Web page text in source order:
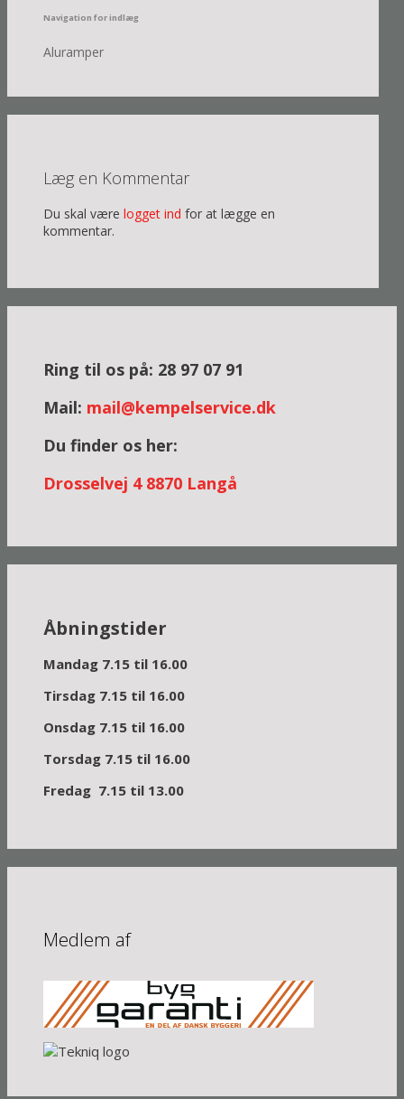
Navigation for indlæg
Aluramper
Læg en Kommentar
Du skal være logget ind for at lægge en
kommentar.
Ring til os på: 28 97 07 91
Mail: mail@kempelservice.dk
Du finder os her:
Drosselvej 48870 Langå
Åbningstider
Mandag 7.15 til 16.00
Tirsdag 7.15 til 16.00
Onsdag 7.15 til 16.00
Torsdag 7.15 til 16.00
Fredag 7.15 til 13.00
Medlem af